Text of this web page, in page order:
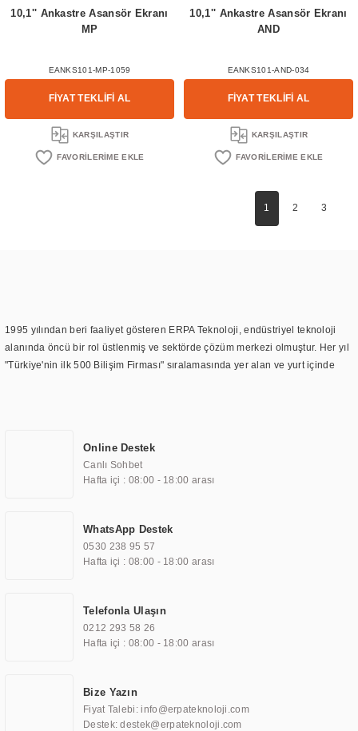
10,1'' Ankastre Asansör Ekranı
MP
EANKS101-MP-1059
FİYAT TEKLİFİ AL
KARŞILAŞTIR
10,1'' Ankastre Asansör Ekranı
AND
EANKS101-AND-034
FİYAT TEKLİFİ AL
KARŞILAŞTIR
1 2 3
1995 yılından beri faaliyet gösteren ERPA Teknoloji, endüstriyel teknoloji
alanında öncü bir rol üstlenmiş ve sektörde çözüm merkezi olmuştur. Her yıl
"Türkiye'nin ilk 500 Bilişim Firması" sıralamasında yer alan ve yurt içinde
TOCHI markası altında kendi ürettiği ürünlerde kullanmıştır. Günümüzde
TOCHI; videowall, digital signage, kiosk, totem, akıllı durak ekranı, araç içi
ekran, asansör ekranı, digital menüboard, marin ekran, medikal ekran,
ekranları, endüstriyel ekranlar, kapı önü bilgi ekranları, panel PC,
endüstriyel Panel PC, mini PC, endüstriyel mini PC ve akıllı bina sistemleri
gibi çözümleri 4.5" ile 110” boyutları arasında üretebilirken, ayrıca standart
ERPA Teknoloji, geniş bir yelpazede sektörlerle işbirliği yaparak çeşitli
çözümler sunmaktadır. Bu kapsamda, akıllı bina, AVM, sinema, finans,
ve karşılamak için özelleştirilmiş çözümler geliştirmek, ERPA Teknoloji'nin
uzmanlık alanları arasında yer almaktadır. ERPA Teknoloji, uluslararası
Online Destek
Canlı Sohbet
Hafta içi : 08:00 - 18:00 arası
WhatsApp Destek
0530 238 95 57
Hafta içi : 08:00 - 18:00 arası
Telefonla Ulaşın
0212 293 58 26
Hafta içi : 08:00 - 18:00 arası
Bize Yazın
Fiyat Talebi: info@erpateknoloji.com
Destek: destek@erpateknoloji.com